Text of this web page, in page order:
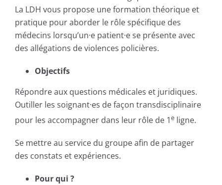
La LDH vous propose une formation théorique et
pratique pour aborder le rôle spécifique des
médecins lorsqu’un·e patient·e se présente avec
des allégations de violences policières.
Objectifs
Répondre aux questions médicales et juridiques.
Outiller les soignant·es de façon transdisciplinaire
pour les accompagner dans leur rôle de 1eligne.
Se mettre au service du groupe afin de partager
des constats et expériences.
Pour qui ?